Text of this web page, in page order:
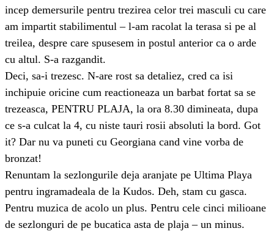
incep demersurile pentru trezirea celor trei masculi cu care
am impartit stabilimentul – l-am racolat la terasa si pe al
treilea, despre care spusesem in postul anterior ca o arde
cu altul. S-a razgandit.
Deci, sa-i trezesc. N-are rost sa detaliez, cred ca isi
inchipuie oricine cum reactioneaza un barbat fortat sa se
trezeasca, PENTRU PLAJA, la ora 8.30 dimineata, dupa
ce s-a culcat la 4, cu niste tauri rosii absoluti la bord. Got
it? Dar nu va puneti cu Georgiana cand vine vorba de
bronzat!
Renuntam la sezlongurile deja aranjate pe Ultima Playa
pentru ingramadeala de la Kudos. Deh, stam cu gasca.
Pentru muzica de acolo un plus. Pentru cele cinci milioane
de sezlonguri de pe bucatica asta de plaja – un minus.